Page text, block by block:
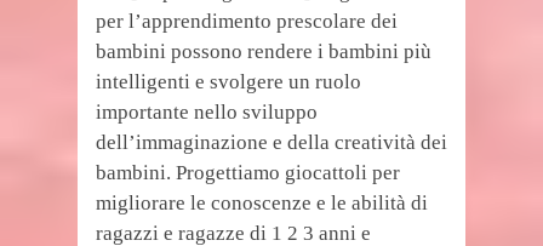
per l’apprendimento prescolare dei
bambini possono rendere i bambini più
intelligenti e svolgere un ruolo
importante nello sviluppo
dell’immaginazione e della creatività dei
bambini. Progettiamo giocattoli per
migliorare le conoscenze e le abilità di
ragazzi e ragazze di 1 2 3 anni e